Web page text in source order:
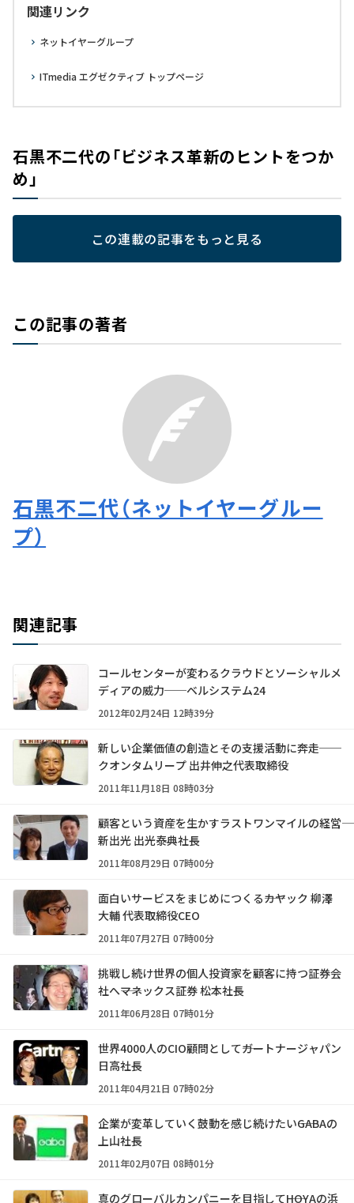
関連リンク
ネットイヤーグループ
ITmedia エグゼクティブ トップページ
石黒不二代の「ビジネス革新のヒントをつか
め」
この連載の記事をもっと見る
この記事の著者
石黒不二代（ネットイヤーグルー
プ）
関連記事
コールセンターが変わるクラウドとソーシャルメ
ディアの威力──ベルシステム24
2012年02月24日 12時39分
新しい企業価値の創造とその支援活動に奔走──
クオンタムリープ 出井伸之代表取締役
2011年11月18日 08時03分
顧客という資産を生かすラストワンマイルの経営――
新出光 出光泰典社長
2011年08月29日 07時00分
面白いサービスをまじめにつくる――カヤック 柳澤
大輔 代表取締役CEO
2011年07月27日 07時00分
挑戦し続け世界の個人投資家を顧客に持つ証券会
社へ――マネックス証券 松本社長
2011年06月28日 07時01分
世界4000人のCIO顧問として――ガートナージャパン
日高社長
2011年04月21日 07時02分
企業が変革していく鼓動を感じ続けたい――GABAの
上山社長
2011年02月07日 08時01分
真のグローバルカンパニーを目指して――HOYAの浜